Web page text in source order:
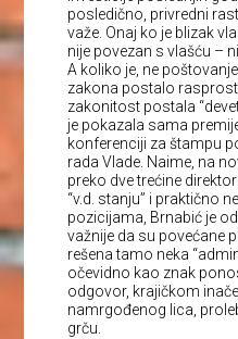
posledično, privredni
važe. Onaj ko je blizak
nije povezan s vlašću –
A koliko je, ne
zakona postalo
zakonitost postala
je pokazala sama
konferenciji za štampu
rada Vlade. Naime, na
preko dve trećine
“v.d. stanju” i praktično
pozicijama, Brnabić je
važnije da su povećane
rešena tamo neka
očevidno kao znak
odgovor, krajičkom
namrgođenog lica,
grču.